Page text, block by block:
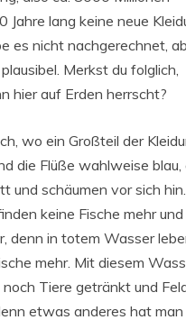
Jahre lang keine neue
es nicht nachgerechnet,
Merkst du folglich,
hier auf Erden herrscht?
wo ein Großteil der
die Flüße wahlweise blau,
und schäumen vor sich
keine Fische mehr und
denn in totem Wasser
mehr. Mit diesem
Tiere getränkt und
etwas anderes hat